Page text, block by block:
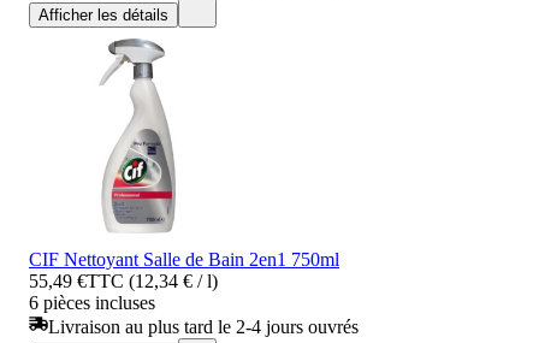
Afficher les détails
CIF Nettoyant Salle de Bain 2en1 750ml
55,49 €TTC (12,34 € / l)
6 pièces incluses
Livraison au plus tard le 2-4 jours ouvrés